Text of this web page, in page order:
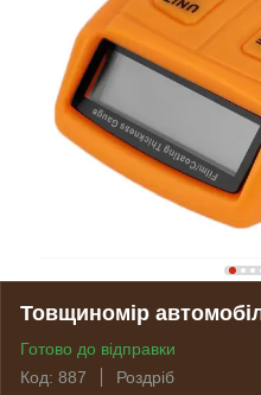
Товщиномір
Готово до відправки
Код: 887
Роздріб